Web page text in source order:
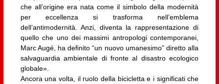
che all’origine era nata come il simbolo della modernità
per eccellenza si trasforma nell’emblema
dell’antimodernità. Anzi, diventa la rappresentazione di
quello che uno dei massimi antropologi contemporanei,
Marc Augé, ha definito “un nuovo umanesimo” diretto alla
salvaguardia ambientale di fronte al disastro ecologico
globale».
Ancora una volta, il ruolo della bicicletta e i significati che